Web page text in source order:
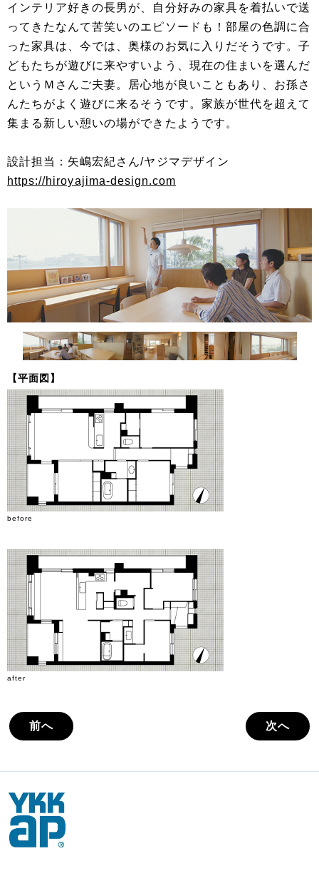
インテリア好きの長男が、自分好みの家具を着払いで送
ってきたなんて苦笑いのエピソードも！部屋の色調に合
った家具は、今では、奥様のお気に入りだそうです。子
どもたちが遊びに来やすいよう、現在の住まいを選んだ
というＭさんご夫妻。居心地が良いこともあり、お孫さ
んたちがよく遊びに来るそうです。家族が世代を超えて
集まる新しい憩いの場ができたようです。
設計担当：矢嶋宏紀さん/ヤジマデザイン
https://hiroyajima-design.com
【平面図】
before
after
前へ 次へ